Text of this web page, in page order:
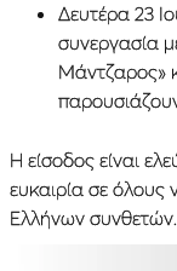
Δευτέρα 23
συνεργασία
Μάντζαρος»
Η είσοδος είναι
ευκαιρία σε
Ελλήνων συνθετών.